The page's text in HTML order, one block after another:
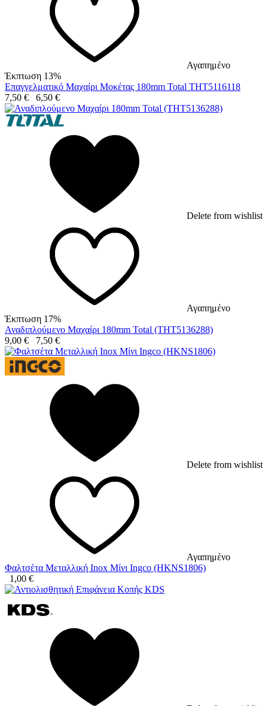
Αγαπημένο
Έκπτωση 13%
Επαγγελματικό Μαχαίρι Μοκέτας 180mm Total THT5116118
7,50 € 6,50 €
Delete from wishlist
Αγαπημένο
Έκπτωση 17%
Αναδιπλούμενο Μαχαίρι 180mm Total (THT5136288)
9,00 € 7,50 €
Delete from wishlist
Αγαπημένο
Φαλτσέτα Μεταλλική Inox Μίνι Ingco (HKNS1806)
1,00 €